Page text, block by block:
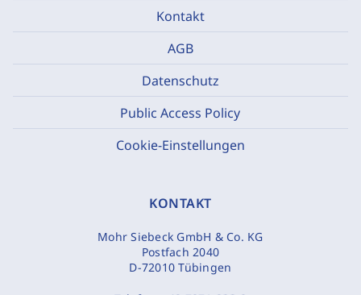
Kontakt
AGB
Datenschutz
Public Access Policy
Cookie-Einstellungen
KONTAKT
Mohr Siebeck GmbH & Co. KG
Postfach 2040
D-72010 Tübingen